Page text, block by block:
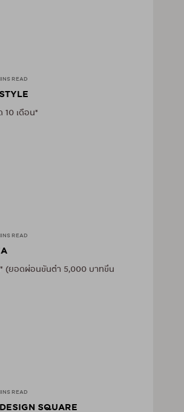
READ
เดือน*
READ
(ยอดผ่อนขั้นต่ำ 5,000 บาทขึ้น
READ
SQUARE